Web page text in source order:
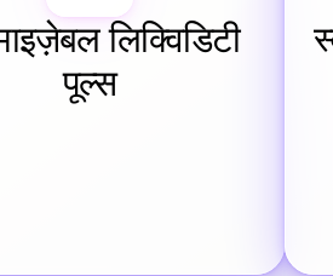
लिक्विडिटी
पूल्स